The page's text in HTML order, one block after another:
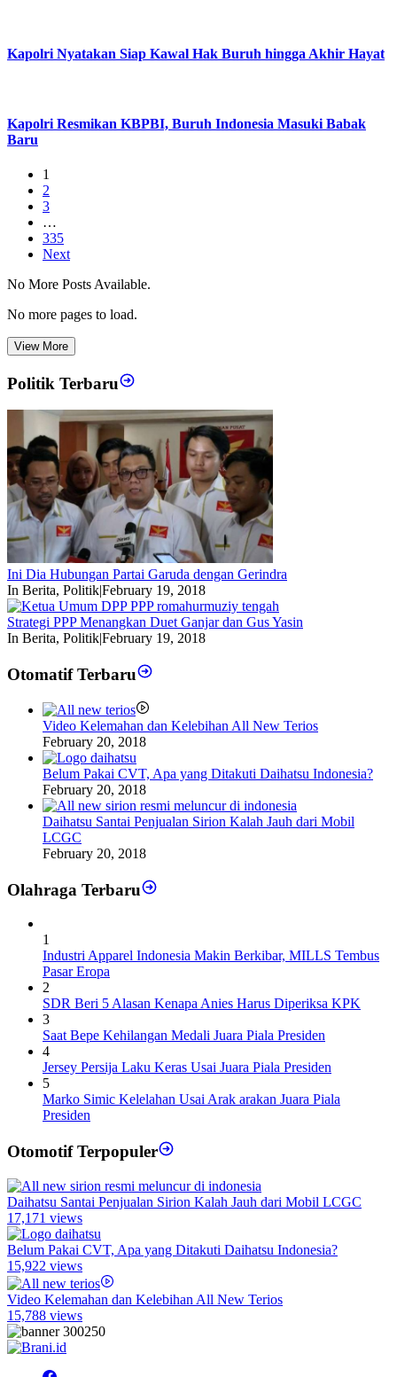
Kapolri Nyatakan Siap Kawal Hak Buruh hingga Akhir Hayat
Kapolri Resmikan KBPBI, Buruh Indonesia Masuki Babak
Baru
1
2
3
…
335
Next
No More Posts Available.
No more pages to load.
View More
Politik Terbaru
Ini Dia Hubungan Partai Garuda dengan Gerindra
In Berita, Politik|February 19, 2018
Strategi PPP Menangkan Duet Ganjar dan Gus Yasin
In Berita, Politik|February 19, 2018
Otomatif Terbaru
Video Kelemahan dan Kelebihan All New Terios
February 20, 2018
Belum Pakai CVT, Apa yang Ditakuti Daihatsu Indonesia?
February 20, 2018
Daihatsu Santai Penjualan Sirion Kalah Jauh dari Mobil
LCGC
February 20, 2018
Olahraga Terbaru
1
Industri Apparel Indonesia Makin Berkibar, MILLS Tembus
Pasar Eropa
2
SDR Beri 5 Alasan Kenapa Anies Harus Diperiksa KPK
3
Saat Bepe Kehilangan Medali Juara Piala Presiden
4
Jersey Persija Laku Keras Usai Juara Piala Presiden
5
Marko Simic Kelelahan Usai Arak arakan Juara Piala
Presiden
Otomotif Terpopuler
Daihatsu Santai Penjualan Sirion Kalah Jauh dari Mobil LCGC
17,171 views
Belum Pakai CVT, Apa yang Ditakuti Daihatsu Indonesia?
15,922 views
Video Kelemahan dan Kelebihan All New Terios
15,788 views